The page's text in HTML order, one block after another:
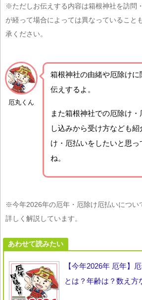
※ただしお伝えする内容は箱根神社を訪問
が経って場合によっては異なっていること
承ください。
厄丸くん
箱根神社の由緒や厄除け
伝えするよ。
また箱根神社での厄除け
し込みから受け方なども
け・厄払いをしたいと思
ね。
※今年2026年の厄年・厄除け厄払いについ
詳しく解説しています。
あわせて読みたい
【今年2026年 厄年】
とは？年齢は？数え方